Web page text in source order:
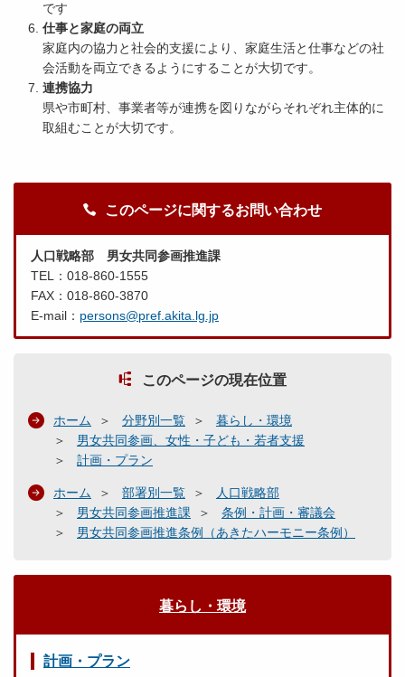
です
仕事と家庭の両立
家庭内の協力と社会的支援により、家庭生活と仕事などの社
会活動を両立できるようにすることが大切です。
連携協力
県や市町村、事業者等が連携を図りながらそれぞれ主体的に
取組むことが大切です。
このページに関するお問い合わせ
人口戦略部 男女共同参画推進課
TEL：018-860-1555
FAX：018-860-3870
E-mail： persons@pref.akita.lg.jp
このページの現在位置
ホーム 分野別一覧
暮らし・環境
男女共同参画、女性・子ども・若者支援
計画・プラン
ホーム 部署別一覧
人口戦略部
男女共同参画推進課
条例・計画・審議会
男女共同参画推進条例（あきたハーモニー条例）
暮らし・環境
計画・プラン